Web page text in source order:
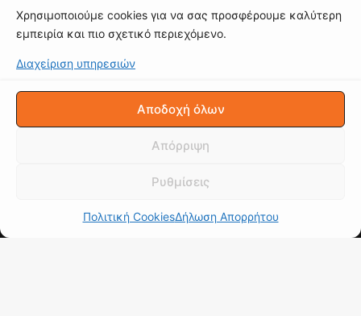
Χρησιμοποιούμε cookies για να σας προσφέρουμε καλύτερη
εμπειρία και πιο σχετικό περιεχόμενο.
Διαχείριση υπηρεσιών
Αποδοχή όλων
Απόρριψη
Ρυθμίσεις
Πολιτική CookiesΔήλωση Απορρήτου